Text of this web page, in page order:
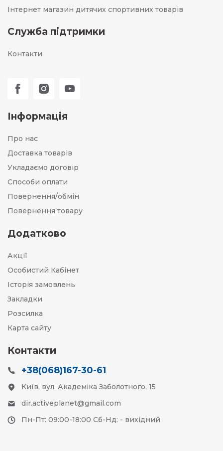
Інтернет магазин дитячих спортивних товарів
Служба підтримки
Контакти
Інформація
Про нас
Доставка товарів
Укладаємо договір
Способи оплати
Повернення/обмін
Повернення товару
Додатково
Акції
Особистий Кабінет
Історія замовлень
Закладки
Розсилка
Карта сайту
Контакти
+38(068)167-30-61
Київ, вул. Академіка Заболотного, 15
dir.activeplanet@gmail.com
Пн-Пт: 09:00-18:00 Сб-Нд: - вихідний